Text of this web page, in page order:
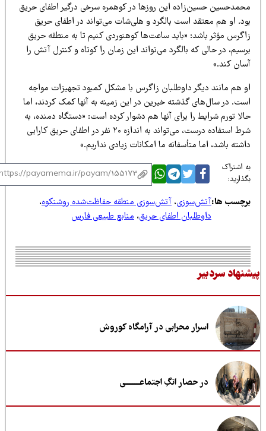
حسین‌زاده این روزها در کوهمره سرخی درگیر اطفای حریق
او هم معتقد است بالگرد و هلی‌شات می‌تواند در اطفای حریق
مؤثر باشد: «باید ساعت‌ها کوهنوردی کنیم تا به منطقه حریق
در حالی که بالگرد می‌تواند این زمان را کوتاه و کنترل آتش را
کند.»
هم مانند دیگر داوطلبان زاگرس با مشکل کمبود تجهیزات مواجه
در سال‌های گذشته خیرین در این زمینه به آنها کمک کردند، اما
تورم شرایط را برای آنها هم دشوار کرده است: «دستگاه دمنده، به
شرط استفاده درست، می‌تواند به اندازه ۲۰ نفر در اطفای حریق کارایی
باشد، اما متأسفانه ما امکانات زیادی نداریم.»
اشتراک
ها:آتش‌سوزی،آتش‌سوزی منطقه حفاظت‌شده روشنکوه،
داوطلبان اطفای حریق،منابع طبیعی فارس
سردبیر
اسرار محرابی در آرامگاه کوروش
در حصار انگِ اجتماعــــــــی